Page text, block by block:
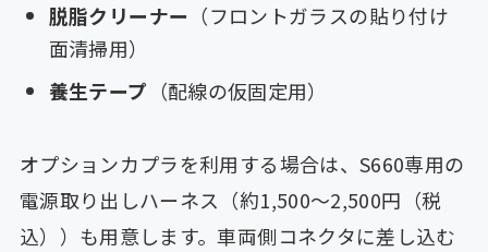
脱脂クリーナー （フロントガラスの貼り付け
面清掃用）
養生テープ （配線の仮固定用）
オプションカプラを利用する場合は、S660専用の
電源取り出しハーネス（約1,500〜2,500円（税
込））も用意します。車両側コネクタに差し込む